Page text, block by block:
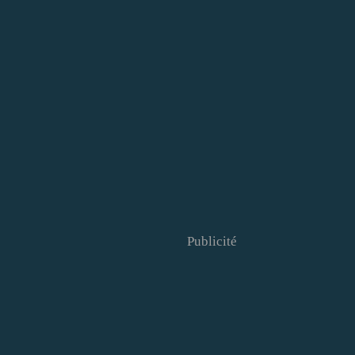
Publicité